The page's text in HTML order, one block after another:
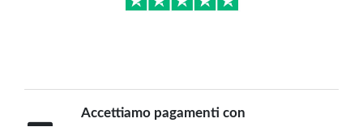
Accettiamo pagamenti con